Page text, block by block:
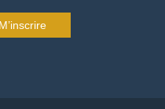
M’inscrire